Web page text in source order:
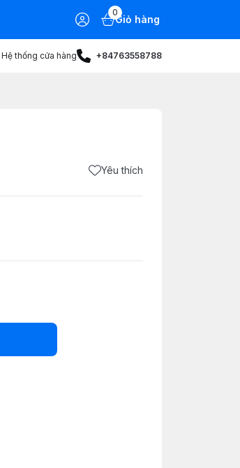
0
Giỏ hàng
Hệ thống cửa hàng +84763558788
Yêu thích